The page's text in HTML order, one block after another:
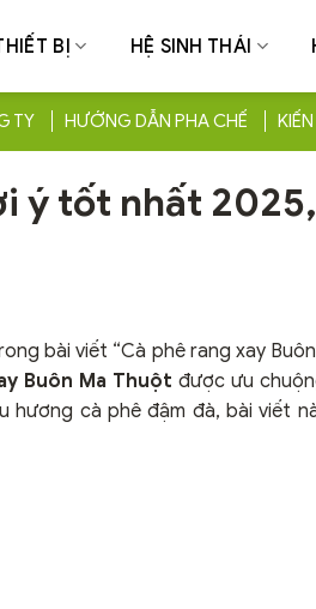
BỊ HỆ SINH THÁI
TY HƯỚNG DẪN PHA CHẾ
ý tốt nhất
bài viết “Cà phê rang xay
Buôn Ma Thuột được ưu
hương cà phê đậm đà, bài viết